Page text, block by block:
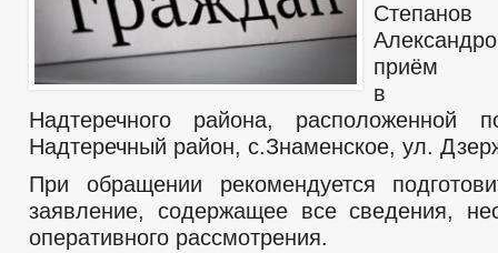
приём
Надтеречного района, расположенной
Надтеречный район, с.Знаменское, ул.
При обращении рекомендуется
заявление, содержащее все сведения,
оперативного рассмотрения.